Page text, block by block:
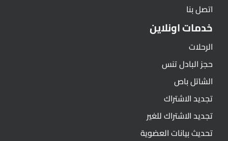
اتصل بنا
خدمات اونلاين
الرحلات
حجز البادل تنس
الشاتل باص
تجديد الاشتراك
تجديد الاشتراك للغير
تحديث بيانات العضوية